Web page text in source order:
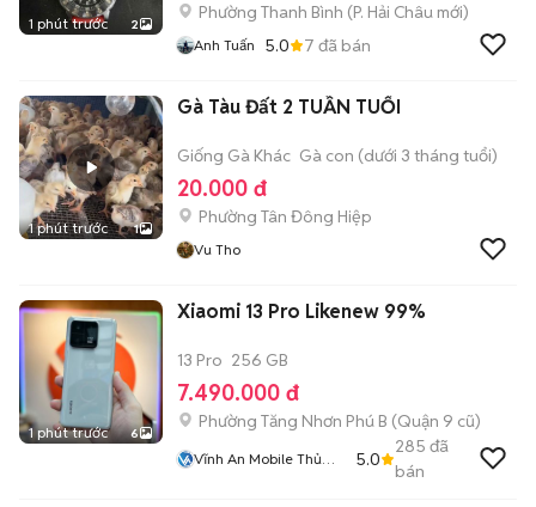
1 phút trước 2
Phường Thanh Bình (P. Hải Châu mới)
Anh Tuấn 5.0 7 đã bán
1 phút trước 1
Gà Tàu Đất 2 TUẦN TUỔI
Giống Gà Khác Gà con (dưới 3 tháng tuổi)
20.000 đ
Phường Tân Đông Hiệp
Vu Tho
1 phút trước 6
Xiaomi 13 Pro Likenew 99%
13 Pro 256 GB
7.490.000 đ
Phường Tăng Nhơn Phú B (Quận 9 cũ)
Vĩnh An Mobile Thủ
5.0
285 đã
bán